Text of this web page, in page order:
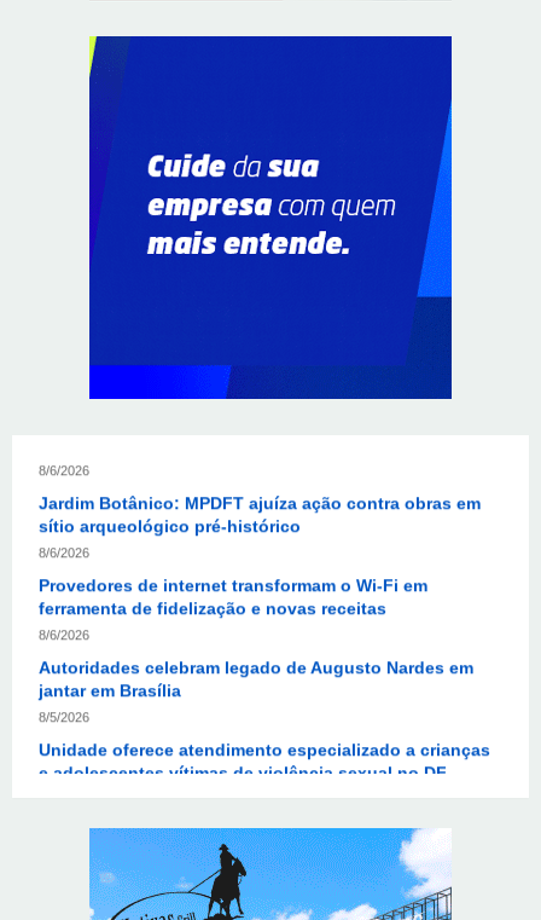
Supermercados transformam o Wi-Fi em ferramenta
estratégica para fidelizar clientes
CIEE e Tribunal Regional Federal da 1ª Região - TRF
abrem processo seletivo para o Programa de Estágio
“Você sabe com quem está falando?”: A corrupção
sistêmica nos órgãos públicos
sítio arqueológico pré-histórico
8/6/2026
Provedores de internet transformam o Wi-Fi em
ferramenta de fidelização e novas receitas
8/6/2026
Autoridades celebram legado de Augusto Nardes em
jantar em Brasília
8/5/2026
Unidade oferece atendimento especializado a crianças
e adolescentes vítimas de violência sexual no DF
8/5/2026
Planaltina terá reforço de ônibus para a 6ª Feira
Endereços em Planaltina terão o fornecimento de
energia interrompido nesta quinta-feira (6)